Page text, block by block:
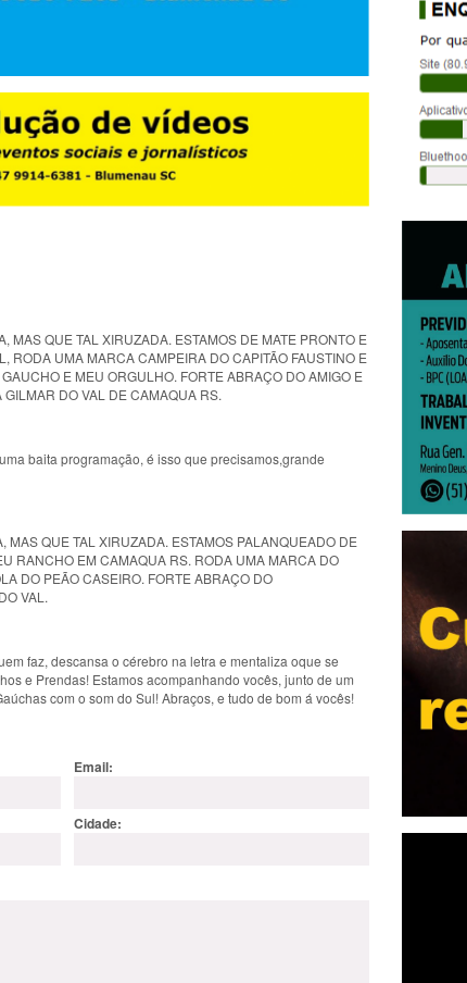
MAS QUE TAL XIRUZADA. ESTAMOS DE MATE PRONTO E
RODA UMA MARCA CAMPEIRA DO CAPITÃO FAUSTINO E
E MEU ORGULHO. FORTE ABRAÇO DO AMIGO E
DO VAL DE CAMAQUA RS.
baita programação, é isso que precisamos,grande
MAS QUE TAL XIRUZADA. ESTAMOS PALANQUEADO DE
RANCHO EM CAMAQUA RS. RODA UMA MARCA DO
DO PEÃO CASEIRO. FORTE ABRAÇO DO
VAL.
faz, descansa o cérebro na letra e mentaliza oque se
e Prendas! Estamos acompanhando vocês, junto de um
com o som do Sul! Abraços, e tudo de bom á vocês!
Email:
Cidade: